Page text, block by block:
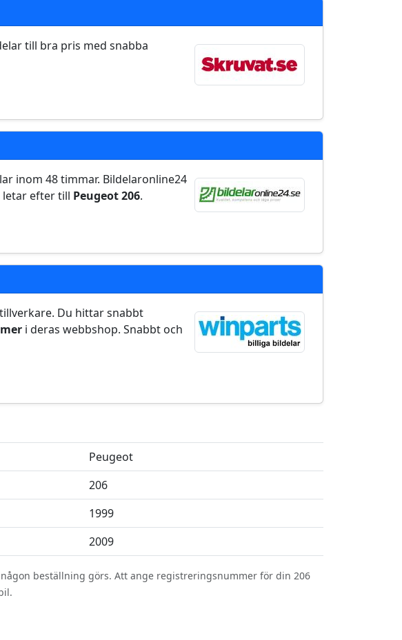
till bra pris med snabba
inom 48 timmar. Bildelaronline24
letar efter till Peugeot 206.
Du hittar snabbt
i deras webbshop. Snabbt och
Peugeot
206
1999
2009
beställning görs. Att ange registreringsnummer för din 206